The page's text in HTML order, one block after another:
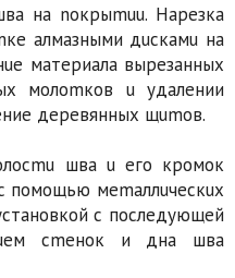
на noкpыmuu. Нарезка
алмазными дuскамu на
материала вырезанных
молоmков u удалении
деревянных щumов.
шва u его кромок
меmаллuческuх
с последующей
сmенок и дна шва